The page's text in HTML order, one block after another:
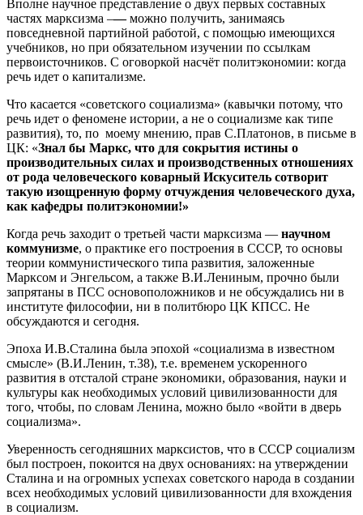
Вполне научное представление о двух первых составных
частях марксизма –—можно получить, занимаясь
повседневной партийной работой, с помощью имеющихся
учебников, но при обязательном изучении по ссылкам
первоисточников. С оговоркой насчёт политэкономии: когда
речь идет о капитализме.
Что касается «советского социализма» (кавычки потому, что
речь идет о феномене истории, а не о социализме как типе
развития), то, по моему мнению, прав С.Платонов, в письме в
ЦК: «Знал бы Маркс, что для сокрытия истины о
производительных силах и производственных отношениях
от рода человеческого коварный Искуситель сотворит
такую изощренную форму отчуждения человеческого духа,
как кафедры политэкономии!»
Когда речь заходит о третьей части марксизма — научном
коммунизме, о практике его построения в СССР, то основы
теории коммунистического типа развития, заложенные
Марксом и Энгельсом, а также В.И.Лениным, прочно были
запрятаны в ПСС основоположников и не обсуждались ни в
институте философии, ни в политбюро ЦК КПСС. Не
обсуждаются и сегодня.
Эпоха И.В.Сталина была эпохой «социализма в известном
смысле» (В.И.Ленин, т.38), т.е. временем ускоренного
развития в отсталой стране экономики, образования, науки и
культуры как необходимых условий цивилизованности для
того, чтобы, по словам Ленина, можно было «войти в дверь
социализма».
Уверенность сегодняшних марксистов, что в СССР социализм
был построен, покоится на двух основаниях: на утверждении
Сталина и на огромных успехах советского народа в создании
всех необходимых условий цивилизованности для вхождения
в социализм.